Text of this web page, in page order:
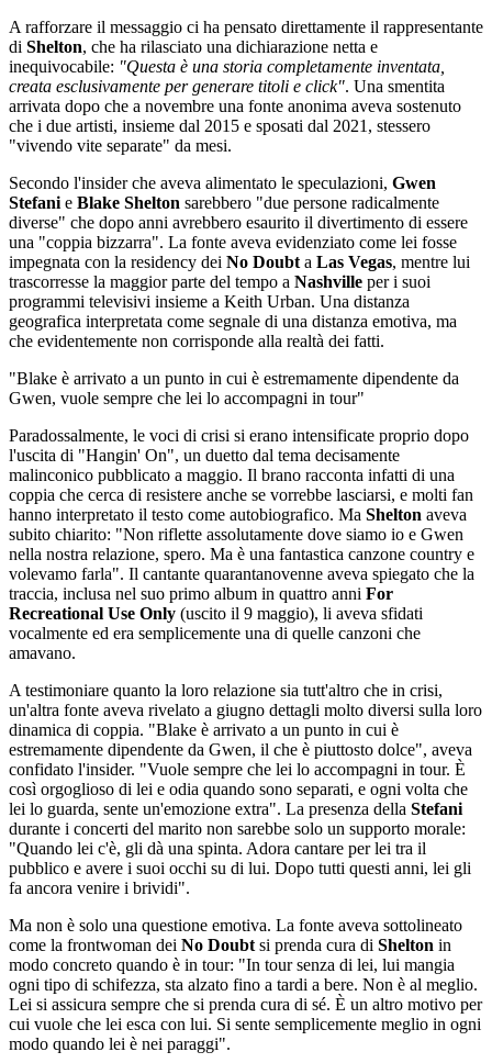
A rafforzare il messaggio ci ha pensato direttamente il rappresentante
di Shelton, che ha rilasciato una dichiarazione netta e
inequivocabile: "Questa è una storia completamente inventata,
creata esclusivamente per generare titoli e click". Una smentita
arrivata dopo che a novembre una fonte anonima aveva sostenuto
che i due artisti, insieme dal 2015 e sposati dal 2021, stessero
"vivendo vite separate" da mesi.
Secondo l'insider che aveva alimentato le speculazioni, Gwen
Stefani e Blake Shelton sarebbero "due persone radicalmente
diverse" che dopo anni avrebbero esaurito il divertimento di essere
una "coppia bizzarra". La fonte aveva evidenziato come lei fosse
impegnata con la residency dei No Doubt a Las Vegas, mentre lui
trascorresse la maggior parte del tempo a Nashville per i suoi
programmi televisivi insieme a Keith Urban. Una distanza
geografica interpretata come segnale di una distanza emotiva, ma
che evidentemente non corrisponde alla realtà dei fatti.
"Blake è arrivato a un punto in cui è estremamente dipendente da
Gwen, vuole sempre che lei lo accompagni in tour"
Paradossalmente, le voci di crisi si erano intensificate proprio dopo
l'uscita di "Hangin' On", un duetto dal tema decisamente
malinconico pubblicato a maggio. Il brano racconta infatti di una
coppia che cerca di resistere anche se vorrebbe lasciarsi, e molti fan
hanno interpretato il testo come autobiografico. Ma Shelton aveva
subito chiarito: "Non riflette assolutamente dove siamo io e Gwen
nella nostra relazione, spero. Ma è una fantastica canzone country e
volevamo farla". Il cantante quarantanovenne aveva spiegato che la
traccia, inclusa nel suo primo album in quattro anni For
Recreational Use Only (uscito il 9 maggio), li aveva sfidati
vocalmente ed era semplicemente una di quelle canzoni che
amavano.
A testimoniare quanto la loro relazione sia tutt'altro che in crisi,
un'altra fonte aveva rivelato a giugno dettagli molto diversi sulla loro
dinamica di coppia. "Blake è arrivato a un punto in cui è
estremamente dipendente da Gwen, il che è piuttosto dolce", aveva
confidato l'insider. "Vuole sempre che lei lo accompagni in tour. È
così orgoglioso di lei e odia quando sono separati, e ogni volta che
lei lo guarda, sente un'emozione extra". La presenza della Stefani
durante i concerti del marito non sarebbe solo un supporto morale:
"Quando lei c'è, gli dà una spinta. Adora cantare per lei tra il
pubblico e avere i suoi occhi su di lui. Dopo tutti questi anni, lei gli
fa ancora venire i brividi".
Ma non è solo una questione emotiva. La fonte aveva sottolineato
come la frontwoman dei No Doubt si prenda cura di Shelton in
modo concreto quando è in tour: "In tour senza di lei, lui mangia
ogni tipo di schifezza, sta alzato fino a tardi a bere. Non è al meglio.
Lei si assicura sempre che si prenda cura di sé. È un altro motivo per
cui vuole che lei esca con lui. Si sente semplicemente meglio in ogni
modo quando lei è nei paraggi".